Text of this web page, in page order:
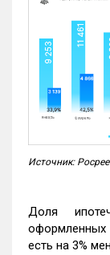
Источник:
Доля
есть на 3%